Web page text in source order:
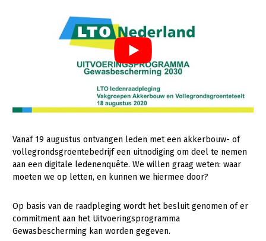
Mens, ondernemerschap en onderwijs
Internationaal
Biologische Landbouw
Geitenhouderij
Kalverhouderij
Konijnenhouderij
Melkveehouderij
Paardenhouderij
Plant
Akkerbouw
Biologische Landbouw
Bollenteelt
Bomen, vaste planten en zomerbloemen
Fruitteelt
Multifunctionele landbouw
Multifunctioneel
Vrouw en Bedrijf
Onderwerpen
Nieuwsabonnement
Webinars
Vanaf 19 augustus ontvangen leden met een akkerbouw- of
vollegrondsgroentebedrijf een uitnodiging om deel te nemen
aan een digitale ledenenquête. We willen graag weten: waar
moeten we op letten, en kunnen we hiermee door?
Op basis van de raadpleging wordt het besluit genomen of er
commitment aan het Uitvoeringsprogramma
Gewasbescherming kan worden gegeven.